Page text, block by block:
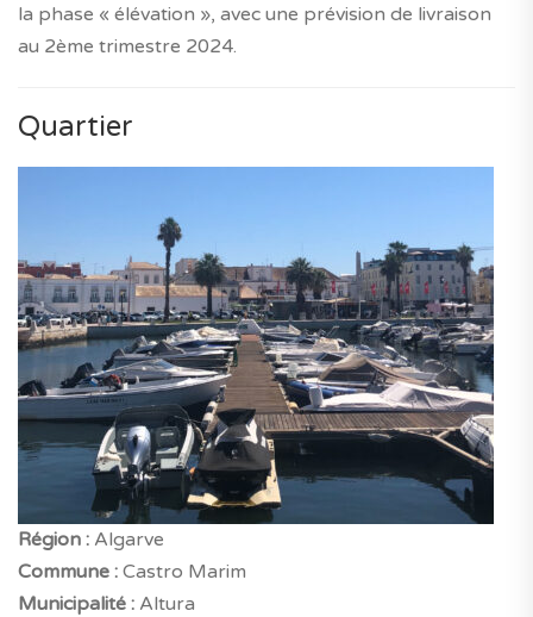
la phase « élévation », avec une prévision de livraison
au 2ème trimestre 2024.
Quartier
Région : Algarve
Commune : Castro Marim
Municipalité : Altura